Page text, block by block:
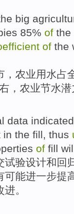
big
85% of
of the
， 农业用水占
，农业节水潜
data
in the fill, thus
of fill
试验设计和 回
可能进一步提
。